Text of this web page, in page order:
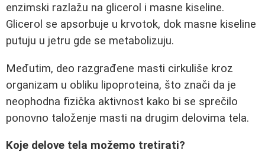
enzimski razlažu na glicerol i masne kiseline.
Glicerol se apsorbuje u krvotok, dok masne kiseline
putuju u jetru gde se metabolizuju.
Međutim, deo razgrađene masti cirkuliše kroz
organizam u obliku lipoproteina, što znači da je
neophodna fizička aktivnost kako bi se sprečilo
ponovno taloženje masti na drugim delovima tela.
Koje delove tela možemo tretirati?